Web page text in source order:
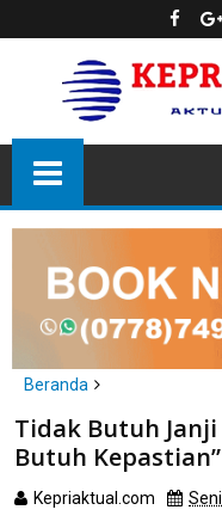
Beranda
Batam
Tidak Butuh Janji
Tidak Butuh
Butuh Kepastian”
Kepriaktual.com